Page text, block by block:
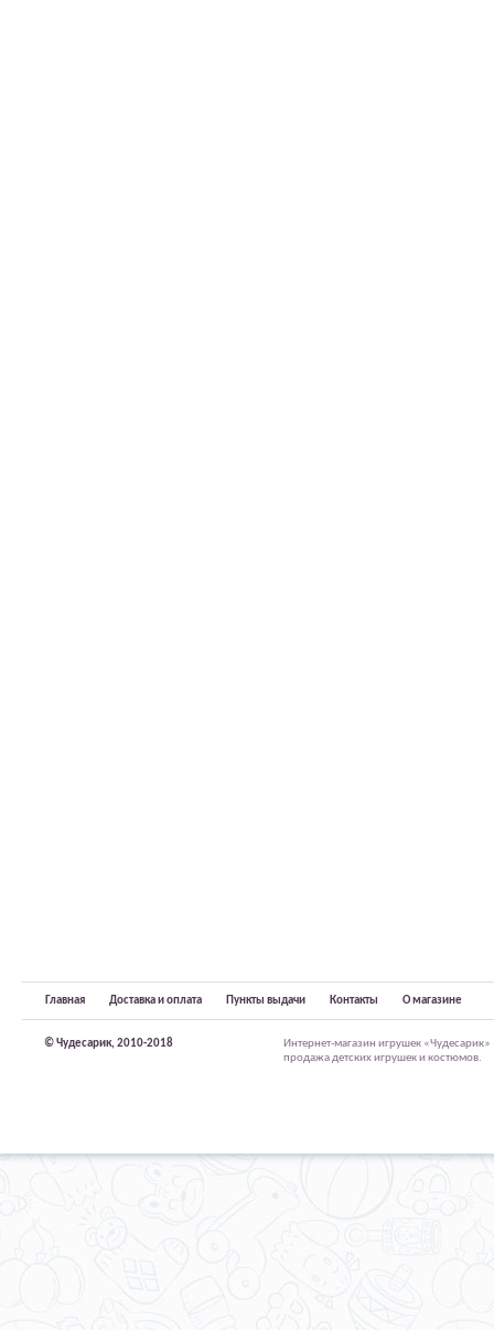
Главная Доставка и оплата Пункты выдачи Контакты О магазине
© Чудесарик, 2010-2018
Интернет-магазин игрушек
продажа детских игрушек и костюмов.